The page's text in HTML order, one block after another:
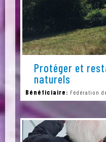
Protéger et
naturels
Bénéficiaire: Fédération